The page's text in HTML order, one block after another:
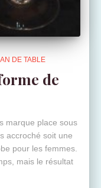
DE TABLE
de
marque place sous
accroché soit une
pour les femmes.
mais le résultat